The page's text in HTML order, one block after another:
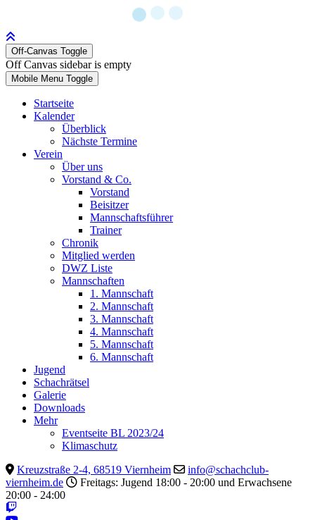
Off-Canvas Toggle
Off Canvas sidebar is empty
Mobile Menu Toggle
Startseite
Kalender
Überblick
Nächste Termine
Verein
Über uns
Vorstand & Co.
Vorstand
Beisitzer
Mannschaftsführer
Trainer
Chronik
Mitglied werden
DWZ Liste
Mannschaften
1. Mannschaft
2. Mannschaft
3. Mannschaft
4. Mannschaft
5. Mannschaft
6. Mannschaft
Jugend
Schachrätsel
Galerie
Downloads
Mehr
Eventseite BL 2023/24
Klimaschutz
Kreuzstraße 2-4, 68519 Viernheim
info@schachclub-
viernheim.de
Freitags: Jugend 18:00 - 20:00 und Erwachsene
20:00 - 24:00